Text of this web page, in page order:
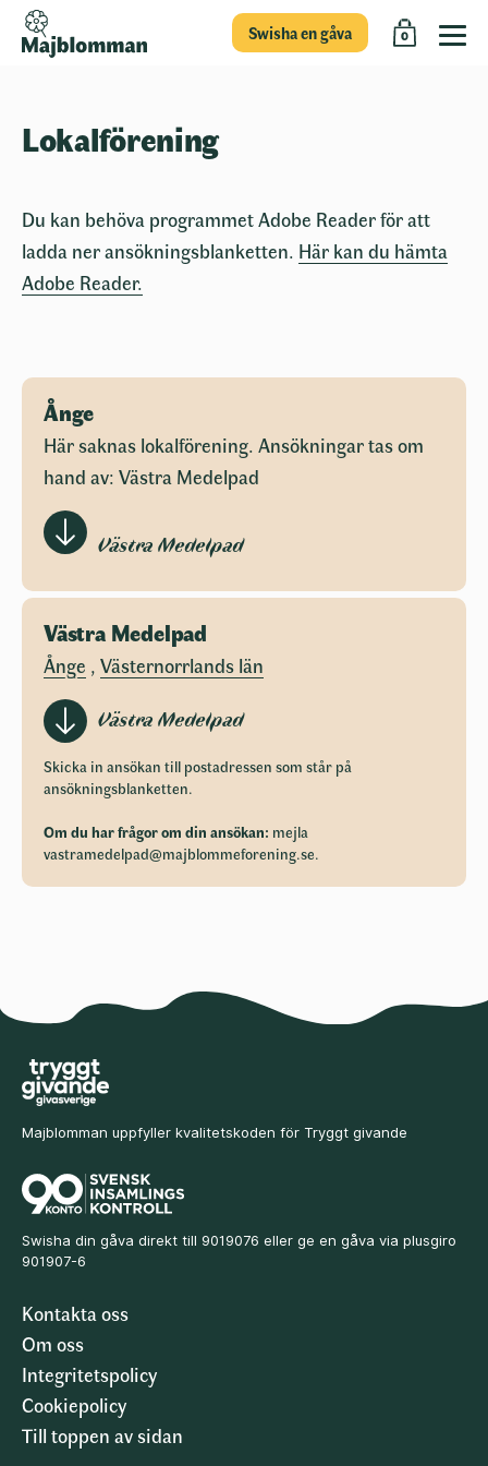
0
Swisha en gåva
Lokalförening
Du kan behöva programmet Adobe Reader för att
ladda ner ansökningsblanketten. Här kan du hämta
Adobe Reader.
Ånge
Här saknas lokalförening. Ansökningar tas om
hand av: Västra Medelpad
Västra Medelpad
Västra Medelpad
Ånge , Västernorrlands län
Västra Medelpad
Skicka in ansökan till postadressen som står på
ansökningsblanketten.
Om du har frågor om din ansökan: mejla
vastramedelpad@majblommeforening.se.
Majblomman uppfyller kvalitetskoden för Tryggt givande
Swisha din gåva direkt till 9019076 eller ge en gåva via plusgiro
901907-6
Kontakta oss
Om oss
Integritetspolicy
Cookiepolicy
Till toppen av sidan